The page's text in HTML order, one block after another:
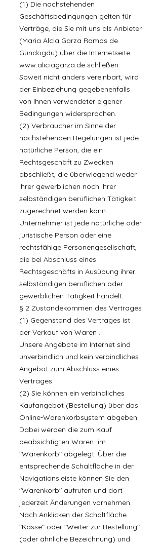
(1) Die nachstehenden
Geschäftsbedingungen gelten für
Verträge, die Sie mit uns als Anbieter
(Maria Alcia Garza Ramos de
Gündogdu) über die Internetseite
www.aliciagarza.de schließen.
Soweit nicht anders vereinbart, wird
der Einbeziehung gegebenenfalls
von Ihnen verwendeter eigener
Bedingungen widersprochen.
(2) Verbraucher im Sinne der
nachstehenden Regelungen ist jede
natürliche Person, die ein
Rechtsgeschäft zu Zwecken
abschließt, die überwiegend weder
ihrer gewerblichen noch ihrer
selbständigen beruflichen Tätigkeit
zugerechnet werden kann.
Unternehmer ist jede natürliche oder
juristische Person oder eine
rechtsfähige Personengesellschaft,
die bei Abschluss eines
Rechtsgeschäfts in Ausübung ihrer
selbständigen beruflichen oder
gewerblichen Tätigkeit handelt.
§ 2 Zustandekommen des Vertrages
(1) Gegenstand des Vertrages ist
der Verkauf von Waren .
Unsere Angebote im Internet sind
unverbindlich und kein verbindliches
Angebot zum Abschluss eines
Vertrages.
(2) Sie können ein verbindliches
Kaufangebot (Bestellung) über das
Online-Warenkorbsystem abgeben.
Dabei werden die zum Kauf
beabsichtigten Waren im
"Warenkorb" abgelegt. Über die
entsprechende Schaltfläche in der
Navigationsleiste können Sie den
"Warenkorb" aufrufen und dort
jederzeit Änderungen vornehmen.
Nach Anklicken der Schaltfläche
"Kasse" oder "Weiter zur Bestellung"
(oder ähnliche Bezeichnung) und